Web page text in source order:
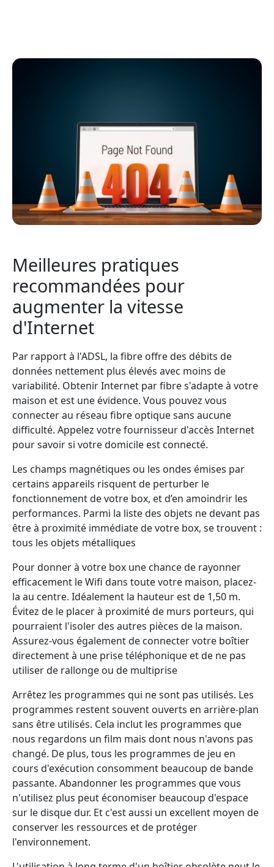
Meilleures pratiques
recommandées pour
augmenter la vitesse
d'Internet
Par rapport à l'ADSL, la fibre offre des débits de
données nettement plus élevés avec moins de
variabilité. Obtenir Internet par fibre s'adapte à votre
maison et est une évidence. Vous pouvez vous
connecter au réseau fibre optique sans aucune
difficulté. Appelez votre fournisseur d'accès Internet
pour savoir si votre domicile est connecté.
Les champs magnétiques ou les ondes émises par
certains appareils risquent de perturber le
fonctionnement de votre box, et d’en amoindrir les
performances. Parmi la liste des objets ne devant pas
être à proximité immédiate de votre box, se trouvent :
tous les objets métalliques
Pour donner à votre box une chance de rayonner
efficacement le Wifi dans toute votre maison, placez-
la au centre. Idéalement la hauteur est de 1,50 m.
Évitez de le placer à proximité de murs porteurs, qui
pourraient l'isoler des autres pièces de la maison.
Assurez-vous également de connecter votre boîtier
directement à une prise téléphonique et de ne pas
utiliser de rallonge ou de multiprise
Arrêtez les programmes qui ne sont pas utilisés. Les
programmes restent souvent ouverts en arrière-plan
sans être utilisés. Cela inclut les programmes que
nous regardons un film mais dont nous n'avons pas
changé. De plus, tous les programmes de jeu en
cours d'exécution consomment beaucoup de bande
passante. Abandonner les programmes que vous
n'utilisez plus peut économiser beaucoup d'espace
sur le disque dur. Et c'est aussi un excellent moyen de
conserver les ressources et de protéger
l'environnement.